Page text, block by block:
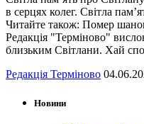
в серцях колег. Світла
Читайте також: Помер
Редакція "Терміново"
близьким Світлани. Хай
Редакція Терміново
Новини